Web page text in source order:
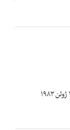
روایت‌کننده: آقای نصرت‌الله امینی تاریخ مصاحبه: ۳ ژوئن ۱۹۸۳